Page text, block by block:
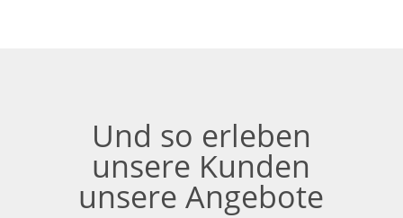
Und so erleben
unsere Kunden
unsere Angebote